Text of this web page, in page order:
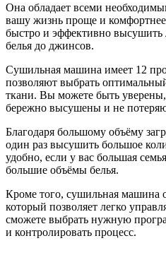
Она обладает всеми
вашу жизнь проще и
быстро и эффективно
белья до джинсов.
Сушильная машина имеет 12
позволяют выбрать
ткани. Вы можете быть
бережно высушены и не
Благодаря большому объёму
один раз высушить большое
удобно, если у вас большая
большие объёмы белья.
Кроме того, сушильная машина
который позволяет легко
сможете выбрать нужную
и контролировать процесс.